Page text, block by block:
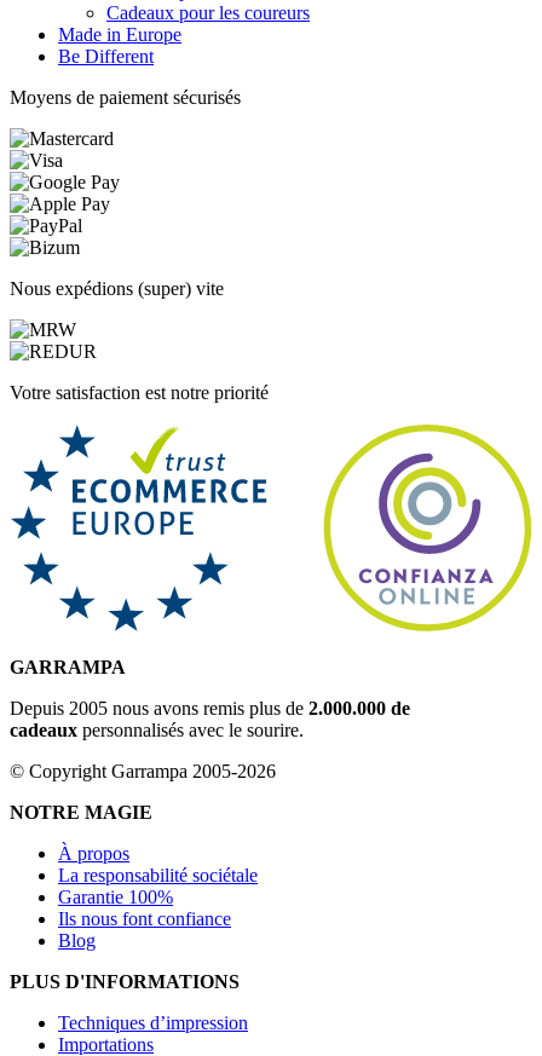
Cadeaux pour les coureurs
Made in Europe
Be Different
Moyens de paiement sécurisés
Nous expédions (super) vite
Votre satisfaction est notre priorité
GARRAMPA
Depuis 2005 nous avons remis plus de 2.000.000 de
cadeaux personnalisés avec le sourire.
© Copyright Garrampa 2005-2026
NOTRE MAGIE
À propos
La responsabilité sociétale
Garantie 100%
Ils nous font confiance
Blog
PLUS D'INFORMATIONS
Techniques d’impression
Importations